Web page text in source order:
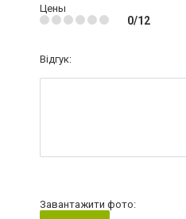
Цены
0/12
Відгук:
Завантажити фото: